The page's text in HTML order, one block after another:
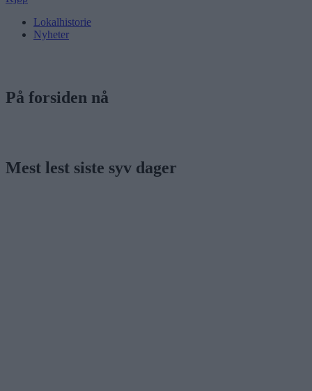
Lokalhistorie
Nyheter
På forsiden nå
Mest lest siste syv dager